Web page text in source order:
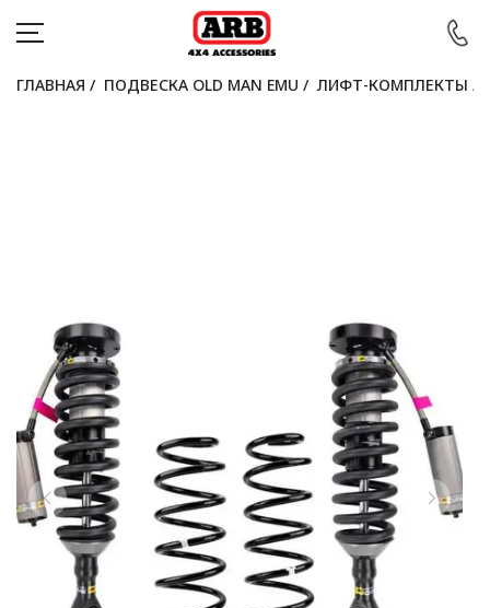
БЛОГ
ПОКУПАТЕЛЯМ
КОНТАКТЫ
Войти
Выбор языка
Выбор валюты
ГЛАВНАЯ / ПОДВЕСКА OLD MAN EMU / ЛИФТ-КОМПЛЕКТЫ /